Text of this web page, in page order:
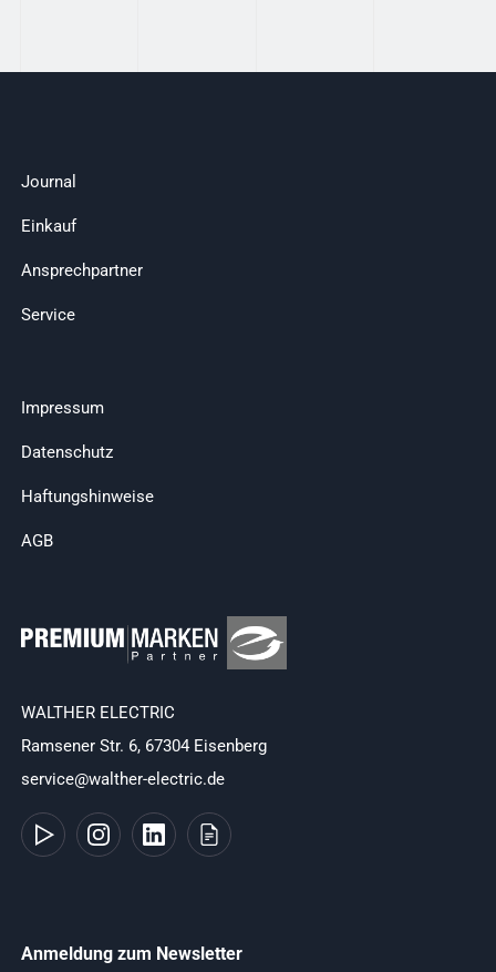
Journal
Einkauf
Ansprechpartner
Service
Impressum
Datenschutz
Haftungshinweise
AGB
WALTHER ELECTRIC
Ramsener Str. 6, 67304 Eisenberg
service@walther-electric.de
Anmeldung zum Newsletter